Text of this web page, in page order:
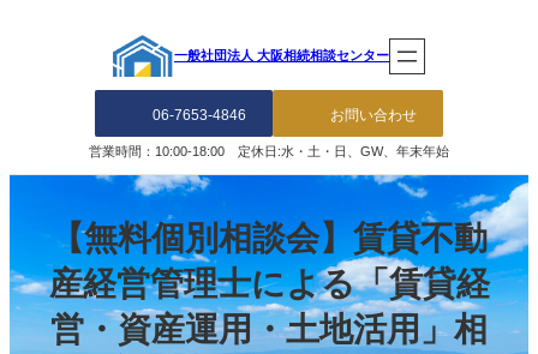
一般社団法人 大阪相続相談センター
06-7653-4846 お問い合わせ
営業時間：10:00-18:00 定休日:水・土・日、GW、年末年始
【無料個別相談会】賃貸不動
産経営管理士による「賃貸経
営・資産運用・土地活用」相